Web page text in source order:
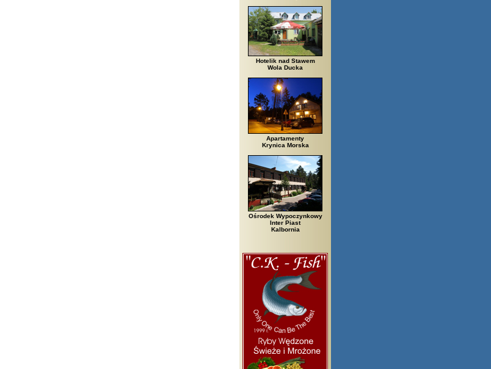
Bardo, Białobrzegi, Białowieża, Bielsko Biała, Biały Bór, Biały Dunajec, Białystok, Błędów, Bocheniec, Bochnia,
Hotelik nad Stawem
Wola Ducka
Apartamenty
Krynica Morska
Ośrodek Wypoczynkowy
Inter Piast
Kalbornia